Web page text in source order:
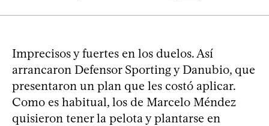
Imprecisos y fuertes en los duelos. Así
arrancaron Defensor Sporting y Danubio, que
presentaron un plan que les costó aplicar.
Como es habitual, los de Marcelo Méndez
quisieron tener la pelota y plantarse en